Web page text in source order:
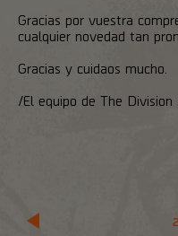
Gracias por vuestra
cualquier novedad tan
Gracias y cuidaos mucho.
/El equipo de The Division